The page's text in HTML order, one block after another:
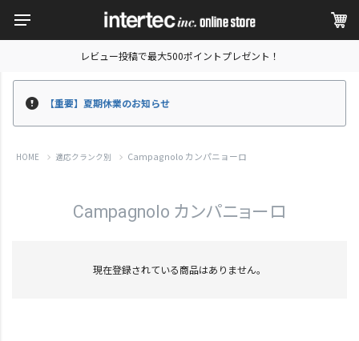
レビュー投稿で最大500ポイントプレゼント！
【重要】夏期休業のお知らせ
HOME 適応クランク別 Campagnolo カンパニョーロ
Campagnolo カンパニョーロ
現在登録されている商品はありません。